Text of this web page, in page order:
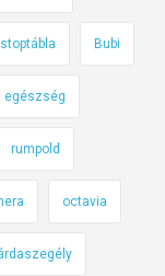
stoptábla Bubi
egészség
rumpold
octavia